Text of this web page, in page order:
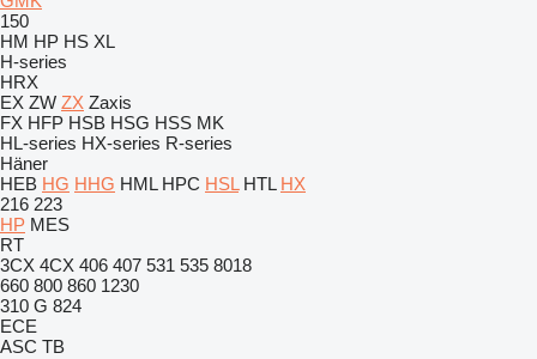
150
HM HP HS XL
H-series
HRX
EX ZW ZX Zaxis
FX HFP HSB HSG HSS MK
HL-series HX-series R-series
Häner
HEB HG HHG HML HPC HSL HTL HX
216 223
HP MES
RT
3CX 4CX 406 407 531 535 8018
660 800 860 1230
310 G 824
ECE
ASC TB